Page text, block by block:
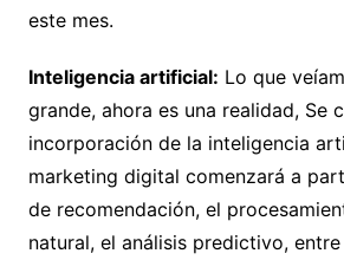
este mes.
Inteligencia artificial: Lo que
grande, ahora es una realidad, Se
incorporación de la inteligencia
marketing digital comenzará a
de recomendación, el
natural, el análisis predictivo,